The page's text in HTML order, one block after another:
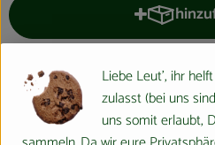
Über uns
Aktuelles
kg
#442 6,30 €/ kg 7%
Dieser Artikel wird
Liebe Leut', ihr
zulasst (bei uns
uns somit erlaubt,